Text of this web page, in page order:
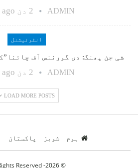
ADMIN 2 دن ago
انٹرنیشنل
شی جن پھنگ: دی گورننس آف
ADMIN 2 دن ago
LOAD MORE POSTS
ہوم شوبز پاکستان
© 2026- All Rights Reserved.